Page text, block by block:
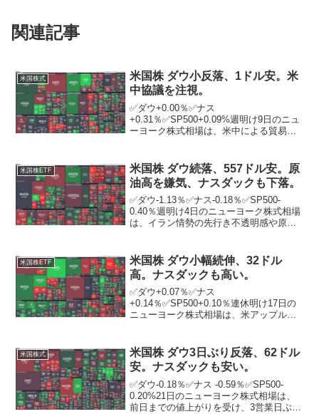
関連記事
米国株式
米国株 ダウ小反落、1ドル安。米
中協議を注視。
✅ダウ+0.00％✅ナス
+0.31％✅SP500+0.09%週明け9日のニュ
ーヨーク株式相場は、米中による貿易協
に閣僚級の貿易協議を行った。米側のハ
イテク関連の輸出規...
米国株ETF
米国株 ダウ続落、557ドル安。原
油高を嫌気、ナスダックも下落。
✅ダウ-1.13％✅ナス-0.18％✅SP500-
0.40％週明け4日のニューヨーク株式相場
は、イラン情勢の先行き不透明感や原油
12億0135万株。4日のニューヨー...
米国株ETF
米国株 ダウ小幅続伸、32ドル
高。ナスダックも高い。
✅ダウ+0.07％✅ナス
+0.14％✅SP500+0.10％連休明け17日の
ニューヨーク株式相場は、米アップルや
550万株減の13億2693万株。市場関係者
は米連邦準備...
米国株式
米国株 ダウ3日ぶり反落、62ドル
安。ナスダックも安い。
✅ダウ-0.18％✅ナス -0.59％✅SP500-
0.20%21日のニューヨーク株式相場は、
前日までの値上がりを受け、3営業日ぶり